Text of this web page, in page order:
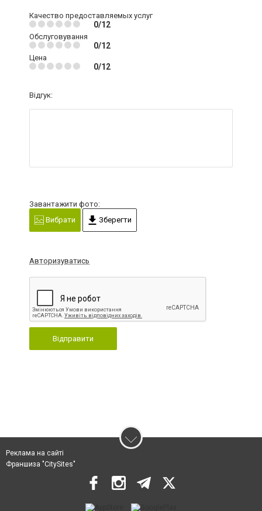
Качество предоставляемых услуг
0/12
Обслуговування
0/12
Цена
0/12
Відгук:
Завантажити фото:
Вибрати
Зберегти
Авторизуватись
Відправити
Реклама на сайті
Франшиза "CitySites"